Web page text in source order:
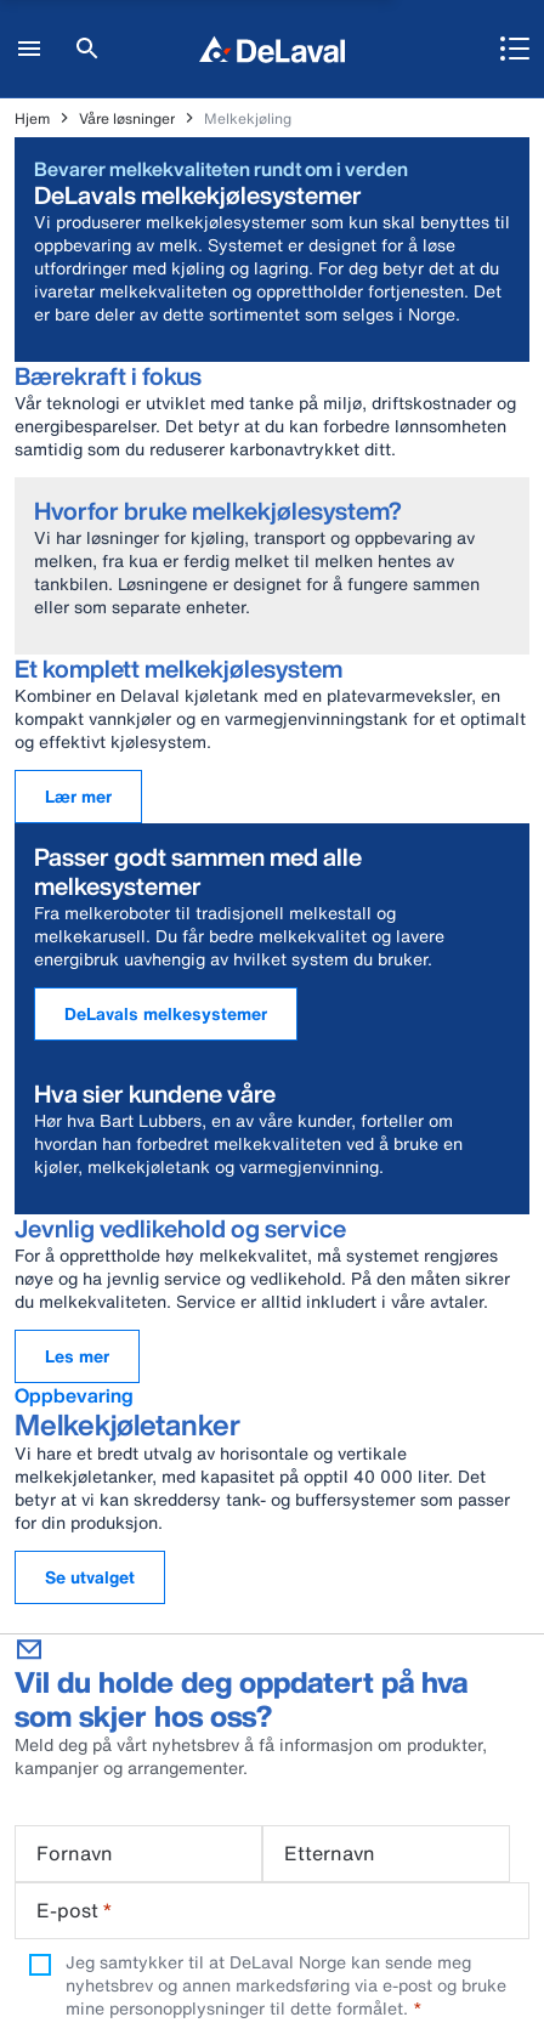
Hjem Våre løsninger Melkekjøling
Bevarer melkekvaliteten rundt om i verden
DeLavals melkekjølesystemer
Vi produserer melkekjølesystemer som kun skal benyttes til
oppbevaring av melk. Systemet er designet for å løse
utfordringer med kjøling og lagring. For deg betyr det at du
ivaretar melkekvaliteten og opprettholder fortjenesten. Det
er bare deler av dette sortimentet som selges i Norge.
Bærekraft i fokus
Vår teknologi er utviklet med tanke på miljø, driftskostnader og
energibesparelser. Det betyr at du kan forbedre lønnsomheten
samtidig som du reduserer karbonavtrykket ditt.
Hvorfor bruke melkekjølesystem?
Vi har løsninger for kjøling, transport og oppbevaring av
melken, fra kua er ferdig melket til melken hentes av
tankbilen. Løsningene er designet for å fungere sammen
eller som separate enheter.
Et komplett melkekjølesystem
Kombiner en Delaval kjøletank med en platevarmeveksler, en
kompakt vannkjøler og en varmegjenvinningstank for et optimalt
og effektivt kjølesystem.
Lær mer
Passer godt sammen med alle
melkesystemer
Fra melkeroboter til tradisjonell melkestall og
melkekarusell. Du får bedre melkekvalitet og lavere
energibruk uavhengig av hvilket system du bruker.
DeLavals melkesystemer
Hva sier kundene våre
Hør hva Bart Lubbers, en av våre kunder, forteller om
hvordan han forbedret melkekvaliteten ved å bruke en
kjøler, melkekjøletank og varmegjenvinning.
Jevnlig vedlikehold og service
For å opprettholde høy melkekvalitet, må systemet rengjøres
nøye og ha jevnlig service og vedlikehold. På den måten sikrer
du melkekvaliteten. Service er alltid inkludert i våre avtaler.
Les mer
Oppbevaring
Melkekjøletanker
Vi hare et bredt utvalg av horisontale og vertikale
melkekjøletanker, med kapasitet på opptil 40 000 liter. Det
betyr at vi kan skreddersy tank- og buffersystemer som passer
for din produksjon.
Se utvalget
Vil du holde deg oppdatert på hva
som skjer hos oss?
Meld deg på vårt nyhetsbrev å få informasjon om produkter,
kampanjer og arrangementer.
Fornavn
Etternavn
E-post*
Jeg samtykker til at DeLaval Norge kan sende meg
nyhetsbrev og annen markedsføring via e-post og bruke
mine personopplysninger til dette formålet.